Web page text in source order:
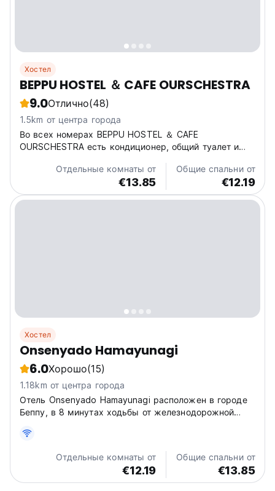
Хостел
BEPPU HOSTEL ＆ CAFE OURSCHESTRA
9.0Отлично(48)
1.5km от центра города
Во всех номерах BEPPU HOSTEL ＆ CAFE
OURSCHESTRA есть кондиционер, общий туалет и
Отдельные комнаты от
€13.85
Общие спальни от
€12.19
Хостел
Onsenyado Hamayunagi
6.0Хорошо(15)
1.18km от центра города
Отель Onsenyado Hamayunagi расположен в городе
Беппу, в 8 минутах ходьбы от железнодорожной
остановки Beppu Kitahama.
Отдельные комнаты от
€12.19
Общие спальни от
€13.85